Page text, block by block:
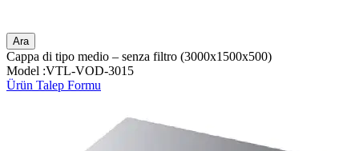
Ara
Cappa di tipo medio – senza filtro (3000x1500x500)
Model :VTL-VOD-3015
Ürün Talep Formu